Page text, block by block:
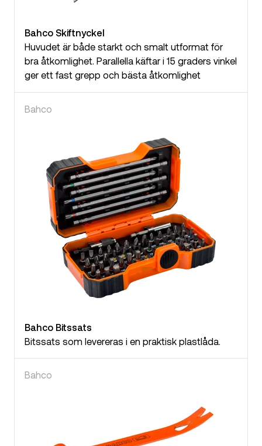
Bahco Skiftnyckel
Huvudet är både starkt och smalt utformat för
bra åtkomlighet. Parallella käftar i 15 graders vinkel
ger ett fast grepp och bästa åtkomlighet
Bahco
Bahco Bitssats
Bitssats som levereras i en praktisk plastlåda.
Bahco